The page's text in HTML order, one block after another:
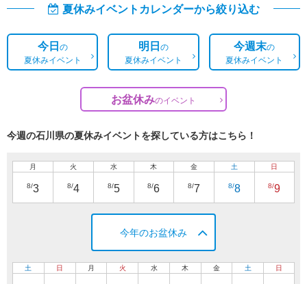
夏休みイベントカレンダーから絞り込む
今日の
夏休みイベント
明日の
夏休みイベント
今週末の
夏休みイベント
お盆休みのイベント
今週の石川県の夏休みイベントを探している方はこちら！
月
8/3
火
8/4
水
8/5
木
8/6
金
8/7
土
8/8
日
8/9
今年のお盆休み
土 日 月 火 水 木 金 土 日